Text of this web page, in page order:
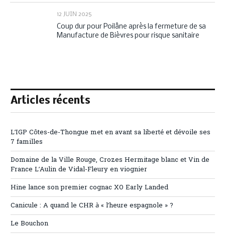
12 JUIN 2025
Coup dur pour Poilâne après la fermeture de sa
Manufacture de Bièvres pour risque sanitaire
Articles récents
L’IGP Côtes-de-Thongue met en avant sa liberté et dévoile ses
7 familles
Domaine de la Ville Rouge, Crozes Hermitage blanc et Vin de
France L’Aulin de Vidal-Fleury en viognier
Hine lance son premier cognac XO Early Landed
Canicule : A quand le CHR à « l’heure espagnole » ?
Le Bouchon